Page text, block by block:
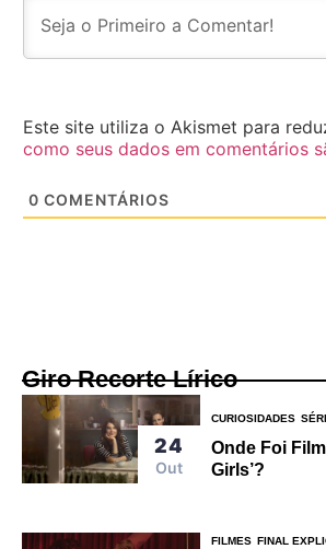
Este site utiliza o Akismet para
como seus dados em comentários
0 COMENTÁRIOS
Giro Recorte Lírico
24
Out
CURIOSIDADES
Onde Foi
Girls’?
FILMES FINAL